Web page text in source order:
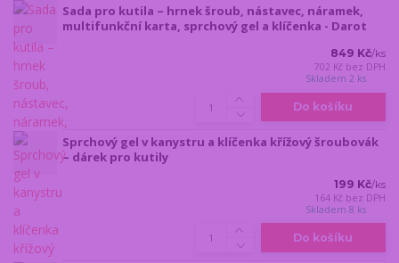
Sada pro kutila – hrnek šroub, nástavec, náramek,
multifunkční karta, sprchový gel a klíčenka - Darot
849 Kč/ks
702 Kč bez DPH
Skladem 2 ks
Do košíku
Sprchový gel v kanystru a klíčenka křížový šroubovák
– dárek pro kutily
199 Kč/ks
164 Kč bez DPH
Skladem 8 ks
Do košíku